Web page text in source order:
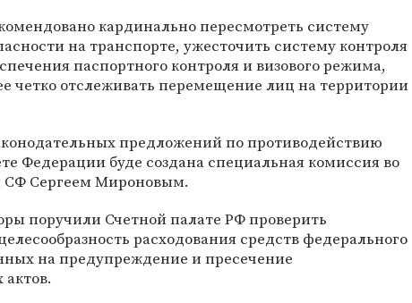
кардинально пересмотреть систему
на транспорте, ужесточить систему контроля
паспортного контроля и визового режима,
четко отслеживать перемещение лиц на территории
предложений по противодействию
Федерации буде создана специальная комиссия во
СФ Сергеем Мироновым.
поручили Счетной палате РФ проверить
расходования средств федерального
на предупреждение и пресечение